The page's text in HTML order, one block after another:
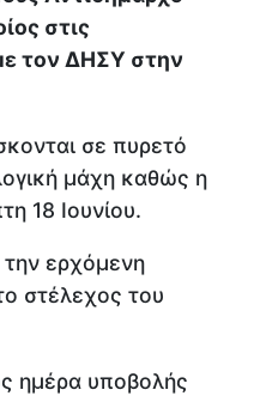
στις
τον ΔΗΣΥ στην
σε πυρετό
μάχη καθώς η
18 Ιουνίου.
ερχόμενη
στέλεχος του
ημέρα υποβολής